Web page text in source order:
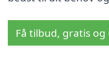
Få tilbud, gratis